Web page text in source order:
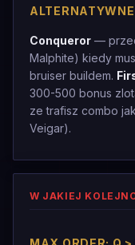
Conqueror —
Malphite) kiedy
bruiser buildem.
300-500 bonus
ze trafisz combo
Veigar).
W JAKIEJ